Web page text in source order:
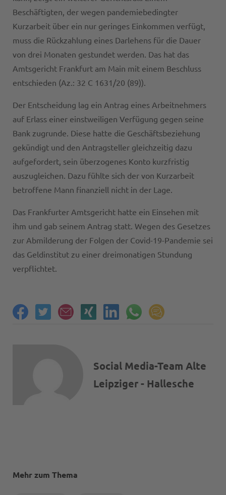
Beschäftigten, der wegen pandemiebedingter
Kurzarbeit über ein nur geringes Einkommen verfügt,
muss die Rückzahlung eines Darlehens für die Dauer
von drei Monaten gestundet werden. Das hat das
Amtsgericht Frankfurt am Main mit einem Beschluss
entschieden (Az.: 32 C 1631/20 (89)).
Der Entscheidung lag ein Antrag eines Arbeitnehmers
auf Erlass einer einstweiligen Verfügung gegen seine
Bank zugrunde. Diese hatte die Geschäftsbeziehung
gekündigt und den Antragsteller gleichzeitig dazu
aufgefordert, sein überzogenes Konto kurzfristig
auszugleichen. Dazu fühlte sich der von Kurzarbeit
betroffene Mann finanziell nicht in der Lage.
Das Frankfurter Amtsgericht hatte ein Einsehen mit
ihm und gab seinem Antrag statt. Wegen des Gesetzes
zur Abmilderung der Folgen der Covid-19-Pandemie sei
das Geldinstitut zu einer dreimonatigen Stundung
verpflichtet.
Social Media-Team Alte
Leipziger - Hallesche
Mehr zum Thema